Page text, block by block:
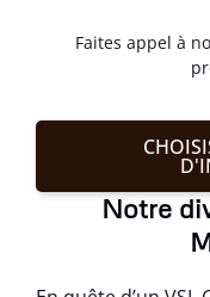
Faites appel à
Notre